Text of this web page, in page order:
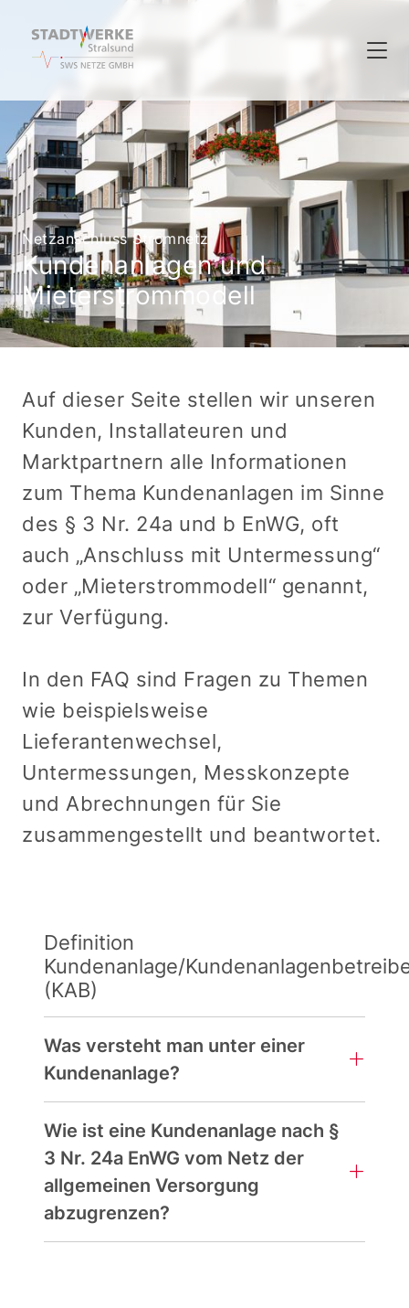
Netzanschluss Stromnetz
Kundenanlagen und
Mieterstrommodell
Auf dieser Seite stellen wir unseren
Kunden, Installateuren und
Marktpartnern alle Informationen
zum Thema Kundenanlagen im Sinne
des § 3 Nr. 24a und b EnWG, oft
auch „Anschluss mit Untermessung“
oder „Mieterstrommodell“ genannt,
zur Verfügung.
In den FAQ sind Fragen zu Themen
wie beispielsweise
Lieferantenwechsel,
Untermessungen, Messkonzepte
und Abrechnungen für Sie
zusammengestellt und beantwortet.
Definition
Kundenanlage/
(KAB)
Was versteht man unter einer
Kundenanlage?
Wie ist eine Kundenanlage nach §
3 Nr. 24a EnWG vom Netz der
allgemeinen Versorgung
abzugrenzen?